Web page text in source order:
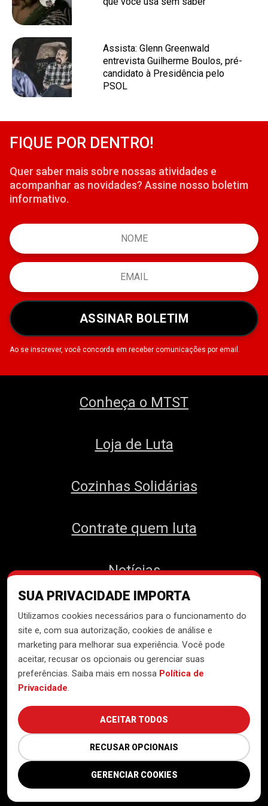
Assista: Glenn Greenwald
entrevista Guilherme Boulos, pré-
candidato à Presidência pelo
PSOL
SUA PRIVACIDADE IMPORTA
Utilizamos cookies necessários para o funcionamento do
site e, com sua autorização, cookies de análise e
marketing para melhorar sua experiência. Você pode
aceitar, recusar os opcionais ou gerenciar suas
preferências. Saiba mais em nossa Política de
Privacidade.
ACEITAR TODOS
RECUSAR OPCIONAIS
GERENCIAR COOKIES
FIQUE POR DENTRO!
Quer saber mais sobre nossas atividades e
acompanhar as novidades? Assine nosso boletim
informativo.
ASSINAR BOLETIM
Ao se inscrever, você concorda em receber comunicações por email.
Conheça o MTST
Loja de Luta
Cozinhas Solidárias
Contrate quem luta
Notícias
Contato
Desenvolvido peloNúcleo de
Tecnologia do MTST